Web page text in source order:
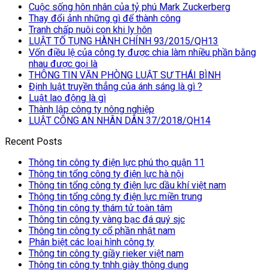
Cuộc sống hôn nhân của tỷ phú Mark Zuckerberg
Thay đổi ảnh những gì để thành công
Tranh chấp nuôi con khi ly hôn
LUẬT TỐ TỤNG HÀNH CHÍNH 93/2015/QH13
Vốn điều lệ của công ty được chia làm nhiều phần bằng
nhau được gọi là
THÔNG TIN VĂN PHÒNG LUẬT SƯ THÁI BÌNH
Định luật truyền thẳng của ánh sáng là gì ?
Luật lao động là gì
Thành lập công ty nông nghiệp
LUẬT CÔNG AN NHÂN DÂN 37/2018/QH14
Recent Posts
Thông tin công ty điện lực phú thọ quận 11
Thông tin tổng công ty điện lực hà nội
Thông tin tổng công ty điện lực dầu khí việt nam
Thông tin tổng công ty điện lực miền trung
Thông tin công ty thám tử toàn tâm
Thông tin công ty vàng bạc đá quý sjc
Thông tin công ty cổ phần nhật nam
Phân biệt các loại hình công ty
Thông tin công ty giầy rieker việt nam
Thông tin công ty tnhh giày thông dụng